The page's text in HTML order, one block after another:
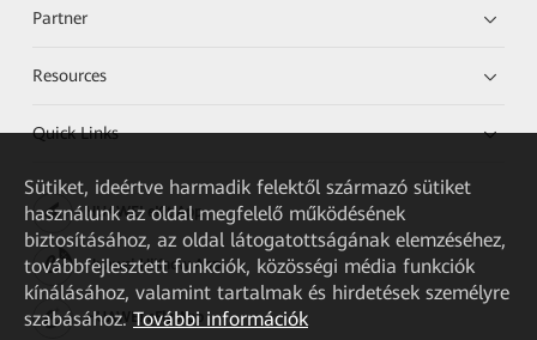
Partner
Resources
Quick Links
HUAWEI eKit App
Huawei HiKnow App
HUAWEI eFly App
Sütiket, ideértve harmadik felektől származó sütiket
használunk az oldal megfelelő működésének
biztosításához, az oldal látogatottságának elemzéséhez,
továbbfejlesztett funkciók, közösségi média funkciók
kínálásához, valamint tartalmak és hirdetések személyre
szabásához. További információk